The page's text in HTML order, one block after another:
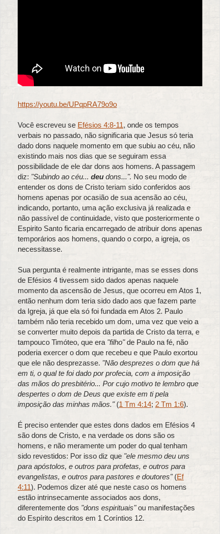
https://youtu.be/UPqpRA79o9o
Você escreveu se Efésios 4:8-11, onde os tempos
verbais no passado, não significaria que Jesus só teria
dado dons naquele momento em que subiu ao céu, não
existindo mais nos dias que se seguiram essa
possibilidade de ele dar dons aos homens. A passagem
diz: "Subindo ao céu... deu dons...". No seu modo de
entender os dons de Cristo teriam sido conferidos aos
homens apenas por ocasião de sua acensão ao céu,
indicando, portanto, uma ação exclusiva já realizada e
não passível de continuidade, visto que posteriormente o
Espirito Santo ficaria encarregado de atribuir dons apenas
temporários aos homens, quando o corpo, a igreja, os
necessitasse.
Sua pergunta é realmente intrigante, mas se esses dons
de Efésios 4 tivessem sido dados apenas naquele
momento da ascensão de Jesus, que ocorreu em Atos 1,
então nenhum dom teria sido dado aos que fazem parte
da Igreja, já que ela só foi fundada em Atos 2. Paulo
também não teria recebido um dom, uma vez que veio a
se converter muito depois da partida de Cristo da terra, e
tampouco Timóteo, que era "filho"de Paulo na fé, não
poderia exercer o dom que recebeu e que Paulo exortou
que ele não desprezasse. "Não desprezes o dom que há
em ti, o qual te foi dado por profecia, com a imposição
das mãos do presbitério... Por cujo motivo te lembro que
despertes o dom de Deus que existe em ti pela
imposição das minhas mãos."(1 Tm 4:14; 2 Tm 1:6).
É preciso entender que estes dons dados em Efésios 4
são dons de Cristo, e na verdade os dons são os
homens, e não meramente um poder do qual tenham
sido revestidos: Por isso diz que "ele mesmo deu uns
para apóstolos, e outros para profetas, e outros para
evangelistas, e outros para pastores e doutores"(Ef
4:11). Podemos dizer até que neste caso os homens
estão intrinsecamente associados aos dons,
diferentemente dos "dons espirituais"ou manifestações
do Espírito descritos em 1 Coríntios 12.